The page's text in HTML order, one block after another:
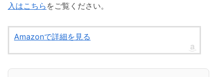
入はこちら をご覧ください。
Amazonで詳細を見る